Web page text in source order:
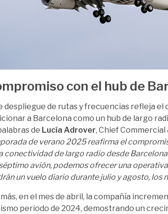
con el hub de
despliegue de rutas y frecuencias refleja
a Barcelona como un hub de largo
de Lucía Adrover, Chief
de verano 2025 reafirma el
conectividad de largo radio desde
avión, podemos ofrecer una
un vuelo diario durante julio y agosto, los
en el mes de abril, la compañía
periodo de 2024, demostrando un